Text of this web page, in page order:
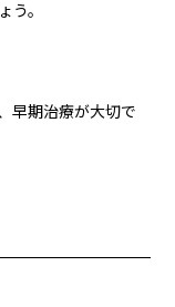
う。
早期治療が大切で